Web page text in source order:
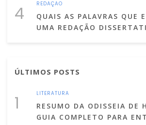
4 REDAÇÃO
QUAIS AS PALAVRAS QUE
UMA REDAÇÃO
ÚLTIMOS POSTS
1 LITERATURA
RESUMO DA ODISSEIA DE
GUIA COMPLETO PARA